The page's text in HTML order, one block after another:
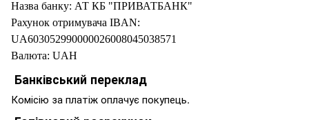
Назва банку: АТ КБ "ПРИВАТБАНК"
Рахунок отримувача IBAN:
UA603052990000026008045038571
Валюта: UAH
Банківський переклад
Комісію за платіж оплачує покупець.